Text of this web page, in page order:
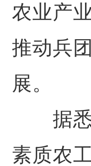
农业产
推动兵
展。
据悉
素质农